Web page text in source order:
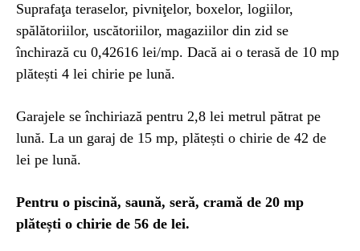
Suprafaţa teraselor, pivniţelor, boxelor, logiilor,
spălătoriilor, uscătoriilor, magaziilor din zid se
închirază cu 0,42616 lei/mp. Dacă ai o terasă de 10 mp
plătești 4 lei chirie pe lună.
Garajele se închiriază pentru 2,8 lei metrul pătrat pe
lună. La un garaj de 15 mp, plătești o chirie de 42 de
lei pe lună.
Pentru o piscină, saună, seră, cramă de 20 mp
plătești o chirie de 56 de lei.